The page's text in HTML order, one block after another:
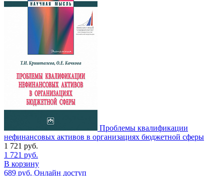
Проблемы квалификации
нефинансовых активов в организациях бюджетной сферы
1 721 руб.
1 721 руб.
В корзину
689 руб. Онлайн доступ